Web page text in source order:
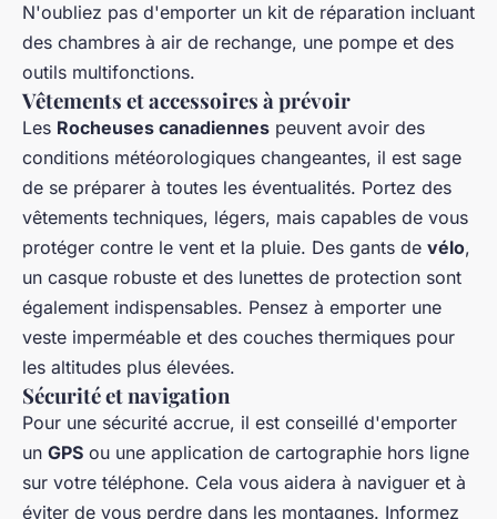
N'oubliez pas d'emporter un kit de réparation incluant
des chambres à air de rechange, une pompe et des
outils multifonctions.
Vêtements et accessoires à prévoir
Les Rocheuses canadiennes peuvent avoir des
conditions météorologiques changeantes, il est sage
de se préparer à toutes les éventualités. Portez des
vêtements techniques, légers, mais capables de vous
protéger contre le vent et la pluie. Des gants de vélo,
un casque robuste et des lunettes de protection sont
également indispensables. Pensez à emporter une
veste imperméable et des couches thermiques pour
les altitudes plus élevées.
Sécurité et navigation
Pour une sécurité accrue, il est conseillé d'emporter
un GPS ou une application de cartographie hors ligne
sur votre téléphone. Cela vous aidera à naviguer et à
éviter de vous perdre dans les montagnes. Informez